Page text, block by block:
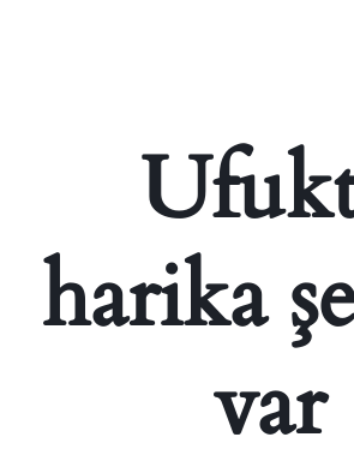
harika
var